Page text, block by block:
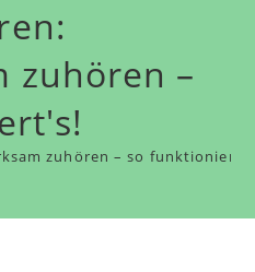
zuhören –
zuhören – so